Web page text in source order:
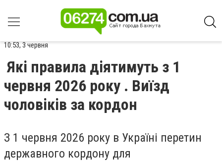
10:53, 3 червня
Які правила діятимуть з 1
червня 2026 року . Виїзд
чоловіків за кордон
З 1 червня 2026 року в Україні перетин
державного кордону для